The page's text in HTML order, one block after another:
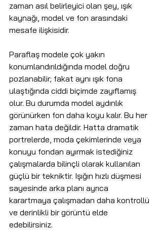
zaman asıl belirleyici olan şey, ışık
kaynağı, model ve fon arasındaki
mesafe ilişkisidir.
Paraflaş modele çok yakın
konumlandırıldığında model doğru
pozlanabilir; fakat aynı ışık fona
ulaştığında ciddi biçimde zayıflamış
olur. Bu durumda model aydınlık
görünürken fon daha koyu kalır. Bu her
zaman hata değildir. Hatta dramatik
portrelerde, moda çekimlerinde veya
konuyu fondan ayırmak istediğiniz
çalışmalarda bilinçli olarak kullanılan
güçlü bir tekniktir. Işığın hızlı düşmesi
sayesinde arka planı ayrıca
karartmaya çalışmadan daha kontrollü
ve derinlikli bir görüntü elde
edebilirsiniz.